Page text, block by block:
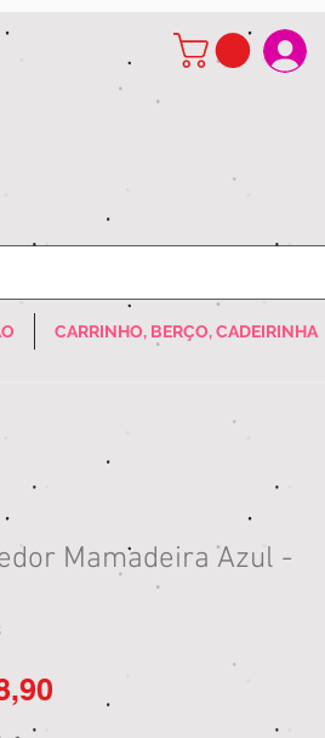
CARRINHO, BERÇO, CADEIRINHA
Mamadeira Azul -